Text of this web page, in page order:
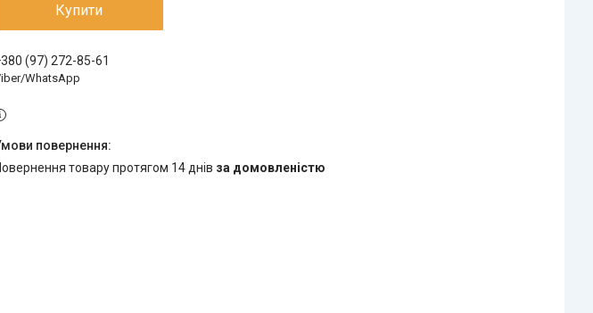
Купити
(97) 272-85-61
WhatsApp
повернення товару протягом 14 днів за домовленістю